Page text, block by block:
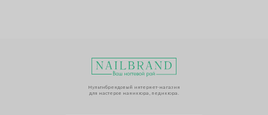
Мультибрендовый интернет-магазин
для мастеров маникюра, педикюра.